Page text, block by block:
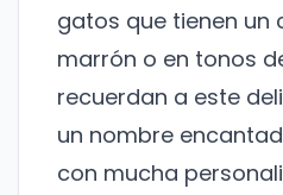
gatos que tienen un
marrón o en tonos
recuerdan a este
un nombre
con mucha